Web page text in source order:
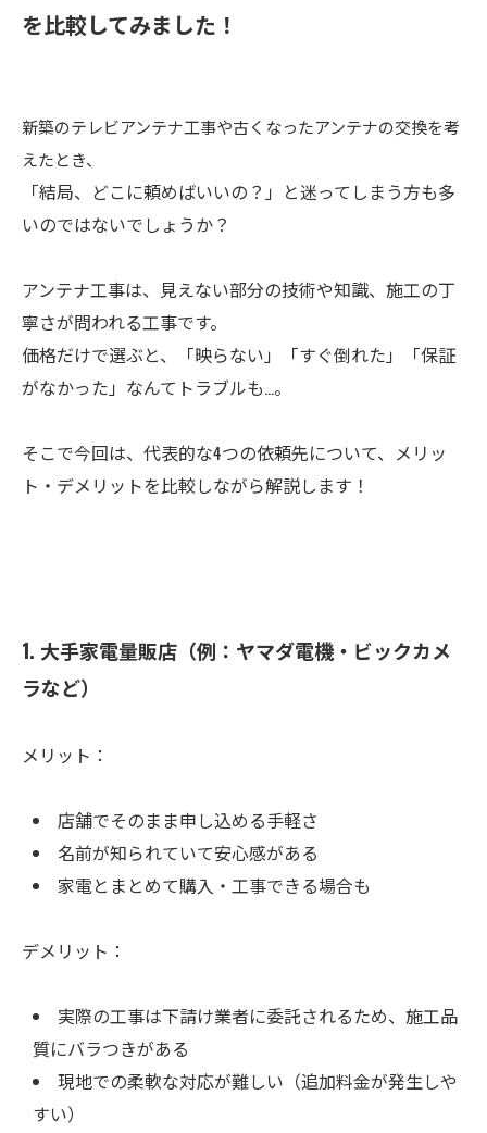
を比較してみました！
新築のテレビアンテナ工事や古くなったアンテナの交換を考
えたとき、
「結局、どこに頼めばいいの？」と迷ってしまう方も多
いのではないでしょうか？
アンテナ工事は、見えない部分の技術や知識、施工の丁
寧さが問われる工事です。
価格だけで選ぶと、「映らない」「すぐ倒れた」「保証
がなかった」なんてトラブルも…。
そこで今回は、代表的な4つの依頼先について、メリッ
ト・デメリットを比較しながら解説します！
1. 大手家電量販店（例：ヤマダ電機・ビックカメ
ラなど）
メリット：
店舗でそのまま申し込める手軽さ
名前が知られていて安心感がある
家電とまとめて購入・工事できる場合も
デメリット：
実際の工事は下請け業者に委託されるため、施工品
質にバラつきがある
現地での柔軟な対応が難しい（追加料金が発生しや
すい）